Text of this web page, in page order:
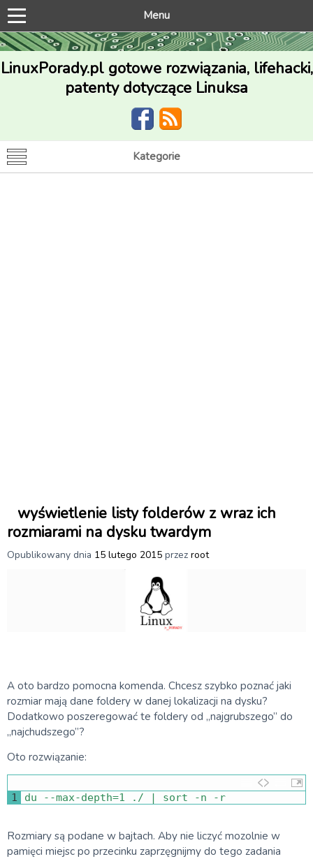
Menu
LinuxPorady.pl gotowe rozwiązania, lifehacki,
patenty dotyczące Linuksa
Kategorie
wyświetlenie listy folderów z wraz ich
rozmiarami na dysku twardym
Opublikowany dnia 15 lutego 2015 przez root
A oto bardzo pomocna komenda. Chcesz szybko poznać jaki
rozmiar mają dane foldery w danej lokalizacji na dysku?
Dodatkowo poszeregować te foldery od „najgrubszego” do
„najchudszego”?
Oto rozwiązanie:
1 du --max-depth=1 . / | sort -n - r
Rozmiary są podane w bajtach. Aby nie liczyć mozolnie w
pamięci miejsc po przecinku zaprzęgnijmy do tego zadania